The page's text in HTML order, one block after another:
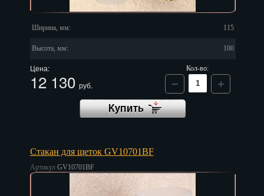
Ширина, мм: 115
Высота, мм: 100
Цена:
12 130 руб.
Кол-во:
Стакан для щеток GV10701BF
Артикул GV10701BF